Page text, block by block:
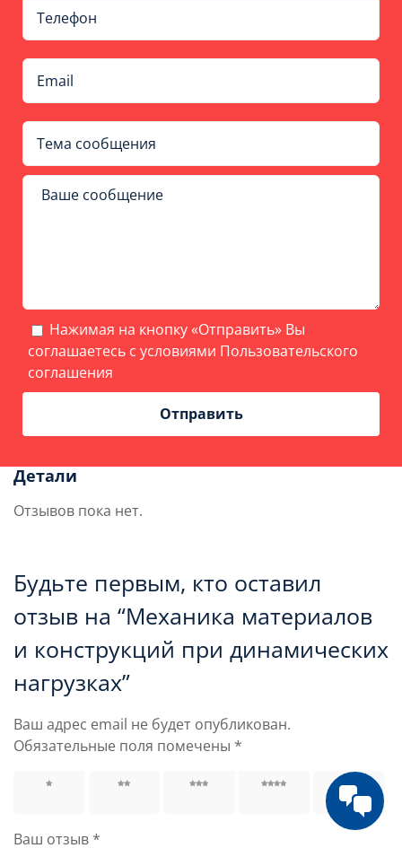
Нажимая на кнопку «Отправить» Вы
соглашаетесь с условиями Пользовательского
соглашения
Детали
Отзывов пока нет.
Будьте первым, кто оставил
отзыв на “Механика материалов
и конструкций при динамических
нагрузках”
Ваш адрес email не будет опубликован.
Обязательные поля помечены *
1 из 5
2 из 5 3 из 5 4 из 5 5 из 5
звёзд
Ваш отзыв *